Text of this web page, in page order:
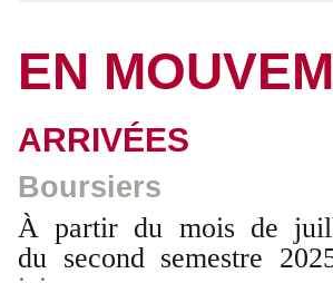
EN
ARRIVÉES
Boursiers
À partir du mois de
du second semestre